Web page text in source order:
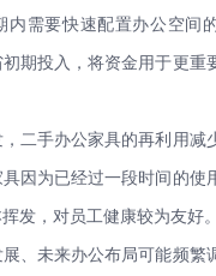
内需要快速配置办公空间
期投入，将资金用于更重
二手办公家具的再利用减
因为已经过一段时间的使
发，对员工健康较为友好。
、未来办公布局可能频繁